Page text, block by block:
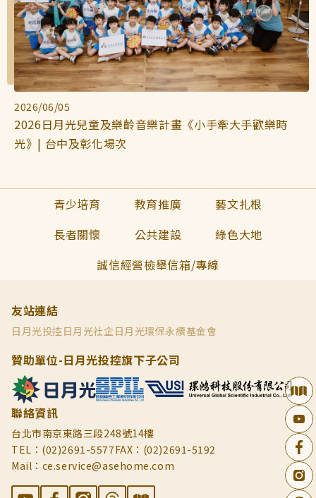
2026/06/05
2026日月光兒童及樂齡音樂計畫《小手牽大手歡樂時
光》| 台中及彰化場次
青少培育 教育推廣
藝文扎根
長者關懷
公共建設
綠色大地
誠信經營檢舉信箱/專線
友站連結
日月光投控 日月光社企日月光環保永續基金會
贊助單位-日月光投控旗下子公司
聯絡資訊
台北市南京東路三段248號14樓
TEL：(02)2691-5577FAX：(02)2691-5192
Mail：ce.service@asehome.com